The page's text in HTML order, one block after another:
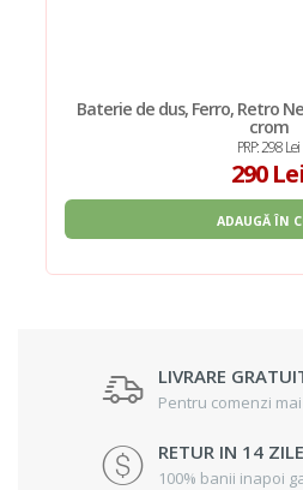
Baterie de dus, Ferro, Retro
crom
PRP: 298 Lei
290 Lei
ADAUGĂ ÎN
LIVRARE
Pentru comenzi
RETUR IN 14 ZILE
100% banii inapoi